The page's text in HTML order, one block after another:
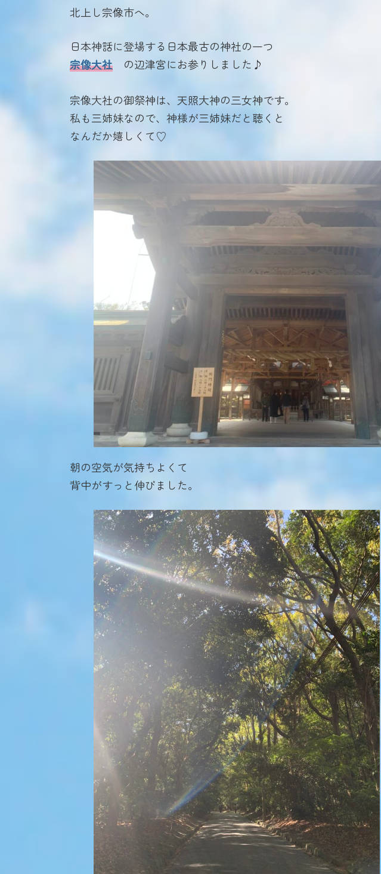
北上し宗像市へ。
日本神話に登場する日本最古の神社の一つ
宗像大社 の辺津宮にお参りしました♪
宗像大社の御祭神は、天照大神の三女神です。
私も三姉妹なので、神様が三姉妹だと聴くと
なんだか嬉しくて♡
朝の空気が気持ちよくて
背中がすっと伸びました。